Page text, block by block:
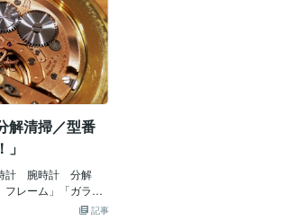
解清掃／型番
時計 腕時計 分解
ーム」「ガラク
時計 イメージ 素
記事